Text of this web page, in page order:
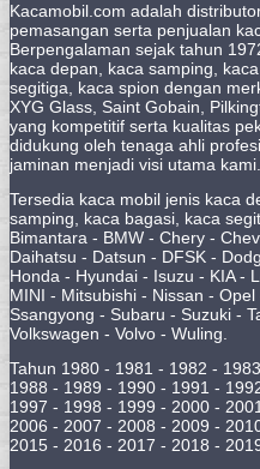
Kacamobil.com adalah
pemasangan serta penjualan
Berpengalaman sejak tahun
kaca depan, kaca samping,
segitiga, kaca spion dengan
XYG Glass, Saint Gobain,
yang kompetitif serta kualitas
didukung oleh tenaga ahli
jaminan menjadi visi utama kami.
Tersedia kaca mobil jenis kaca
samping, kaca bagasi, kaca
Bimantara - BMW - Chery -
Daihatsu - Datsun - DFSK -
Honda - Hyundai - Isuzu - KIA -
MINI - Mitsubishi - Nissan -
Ssangyong - Subaru - Suzuki -
Volkswagen - Volvo - Wuling.
Tahun 1980 - 1981 - 1982 -
1988 - 1989 - 1990 - 1991 -
1997 - 1998 - 1999 - 2000 -
2006 - 2007 - 2008 - 2009 -
2015 - 2016 - 2017 - 2018 -